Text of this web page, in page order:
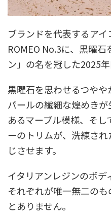
ブランドを代表するア
ROMEO No.3に、黒曜
ン」の名を冠した2025
黒曜石を思わせるつや
パールの繊細な煌めき
あるマーブル模様、そ
ーのトリムが、洗練さ
じさせます。
イタリアンレジンのボデ
それぞれが唯一無二の
とありません。